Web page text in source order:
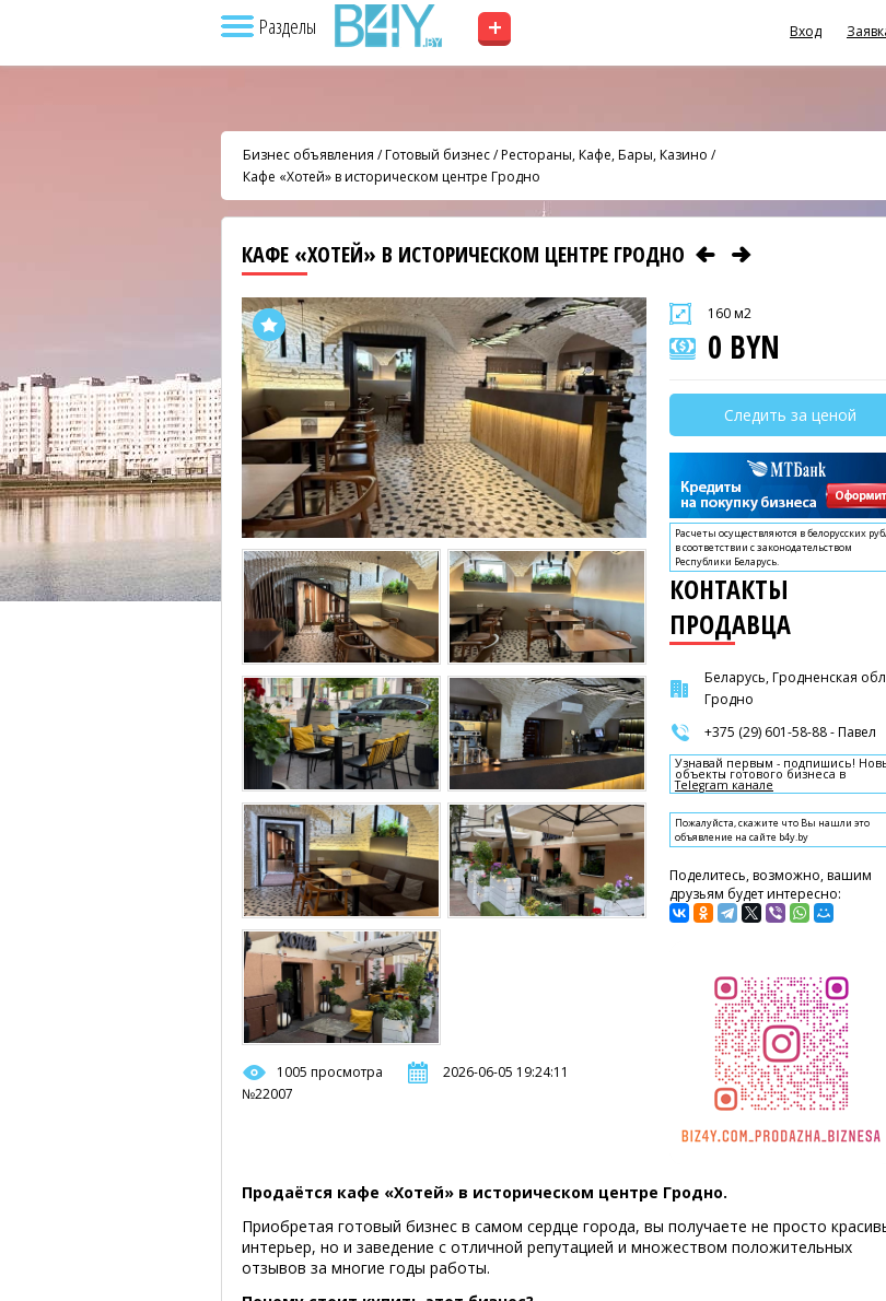
Разделы + Вход
Бизнес объявления /Готовый бизнес/Рестораны, Кафе, Бары, Казино /
Кафе «Хотей» в историческом центре Гродно
КАФЕ «ХОТЕЙ» В ИСТОРИЧЕСКОМ ЦЕНТРЕ ГРОДНО
1005 просмотра
2026-06-05 19:24:11
№22007
160 м2
0 BYN
Следить за ценой
Расчеты осуществляются в белорусских
в соответствии с законодательством
Республики Беларусь.
КОНТАКТЫ
ПРОДАВЦА
Беларусь, Гродненская
Гродно
+375 (29) 601-58-88 - Павел
Узнавай первым - подпишись!
объекты готового бизнеса в
Telegram канале
Пожалуйста, скажите что Вы нашли это
объявление на сайте b4y.by
Поделитесь, возможно, вашим
друзьям будет интересно:
Продаётся кафе «Хотей» в историческом центре Гродно.
Приобретая готовый бизнес в самом сердце города, вы получаете не просто
интерьер, но и заведение с отличной репутацией и множеством положительных
отзывов за многие годы работы.